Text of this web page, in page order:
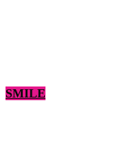
SMILE